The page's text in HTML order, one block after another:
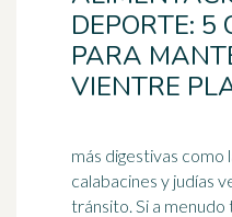
DEPORTE: 5
PARA
VIENTRE
más digestivas como
calabacines y judías
tránsito. Si a